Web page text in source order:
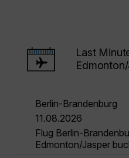
Last
Berlin-Brandenburg
11.08.2026
Flug Berlin-
Edmonton/Jasper